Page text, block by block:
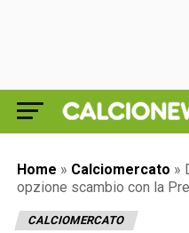
Home » Calciomercato »
opzione scambio con la
CALCIOMERCATO